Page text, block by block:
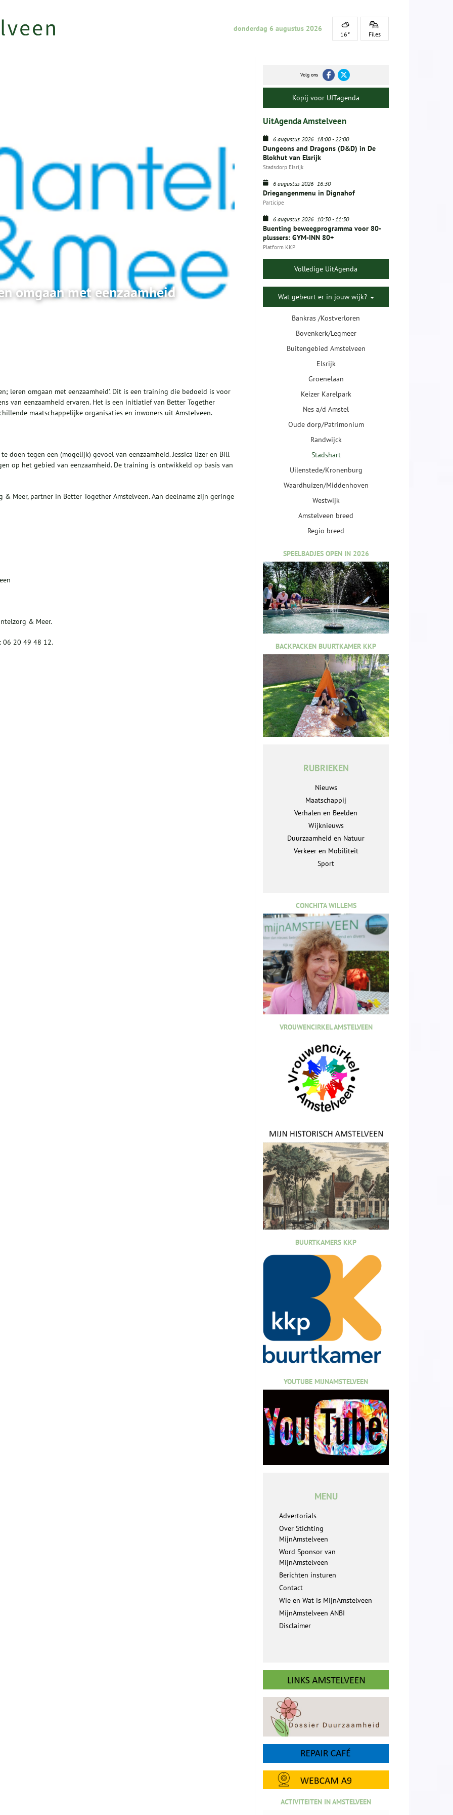
donderdag 6 augustus 2026
16° Files
omgaan met eenzaamheid
leren omgaan met eenzaamheid’. Dit is een training die bedoeld is voor
van eenzaamheid ervaren. Het is een initiatief van Better Together
maatschappelijke organisaties en inwoners uit Amstelveen.
doen tegen een (mogelijk) gevoel van eenzaamheid. Jessica IJzer en Bill
op het gebied van eenzaamheid. De training is ontwikkeld op basis van
Meer, partner in Better Together Amstelveen. Aan deelname zijn geringe
& Meer.
06 20 49 48 12.
Volg ons
Kopij voor UITagenda
UitAgenda Amstelveen
6 augustus 2026 18:00-22:00
Dungeons and Dragons (D&D) in De
Blokhut van Elsrijk
Stadsdorp Elsrijk
6 augustus 2026 16:30
Driegangenmenu in Dignahof
Participe
6 augustus 2026 10:30-11:30
Buenting beweegprogramma voor 80-
plussers: GYM-INN 80+
Platform KKP
Volledige UitAgenda
Wat gebeurt er in jouw wijk?
Bankras /Kostverloren
Bovenkerk/Legmeer
Buitengebied Amstelveen
Elsrijk
Groenelaan
Keizer Karelpark
Nes a/d Amstel
Oude dorp/Patrimonium
Randwijck
Stadshart
Uilenstede/Kronenburg
Waardhuizen/Middenhoven
Westwijk
Amstelveen breed
Regio breed
SPEELBADJES OPEN IN 2026
BACKPACKEN BUURTKAMER KKP
RUBRIEKEN
Nieuws
Maatschappij
Verhalen en Beelden
Wijknieuws
Duurzaamheid en Natuur
Verkeer en Mobiliteit
Sport
CONCHITA WILLEMS
VROUWENCIRKEL AMSTELVEEN
BUURTKAMERS KKP
YOUTUBE MIJNAMSTELVEEN
MENU
Advertorials
Over Stichting
MijnAmstelveen
Word Sponsor van
MijnAmstelveen
Berichten insturen
Contact
Wie en Wat is MijnAmstelveen
MijnAmstelveen ANBI
Disclaimer
ACTIVITEITEN IN AMSTELVEEN